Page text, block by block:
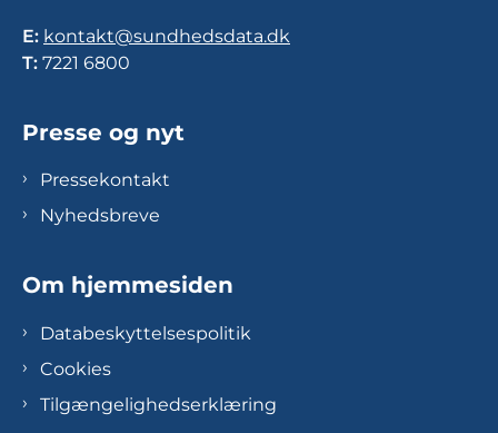
E: kontakt@sundhedsdata.dk
T: 7221 6800
Presse og nyt
Pressekontakt
Nyhedsbreve
Om hjemmesiden
Databeskyttelsespolitik
Cookies
Tilgængelighedserklæring